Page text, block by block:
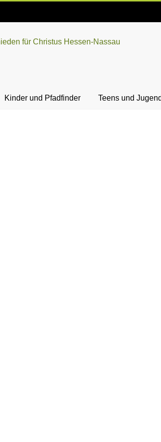
Kinder und Pfadfinder Teens und